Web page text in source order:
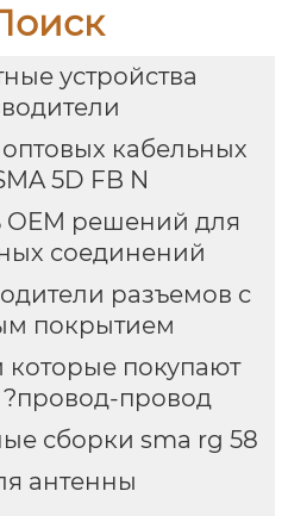
устройства
кабельных
5D FB N
OEM решений для
соединений
разъемов с
покрытием
покупают
провод
сборки sma rg 58
антенны